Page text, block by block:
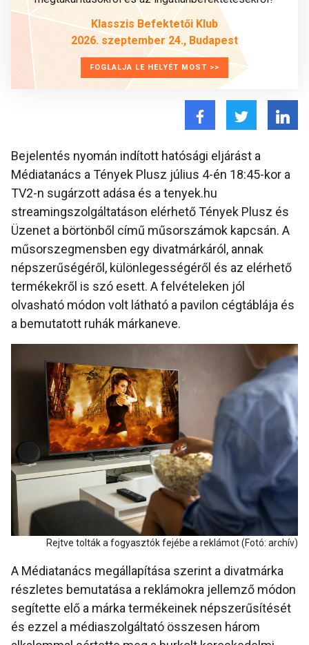
Klasszis Befektetői Klub
2026. szeptember 24., Budapest
FOGLALJA LE HELYÉT MOST >>
Bejelentés nyomán indított hatósági eljárást a
Médiatanács a Tények Plusz július 4-én 18:45-kor a
TV2-n sugárzott adása és a tenyek.hu
streamingszolgáltatáson elérhető Tények Plusz és
Üzenet a börtönből című műsorszámok kapcsán. A
műsorszegmensben egy divatmárkáról, annak
népszerűségéről, különlegességéről és az elérhető
termékekről is szó esett. A felvételeken jól
olvasható módon volt látható a pavilon cégtáblája és
a bemutatott ruhák márkaneve.
Rejtve tolták a fogyasztók fejébe a reklámot (Fotó: archív)
A Médiatanács megállapítása szerint a divatmárka
részletes bemutatása a reklámokra jellemző módon
segítette elő a márka termékeinek népszerűsítését
és ezzel a médiaszolgáltató összesen három